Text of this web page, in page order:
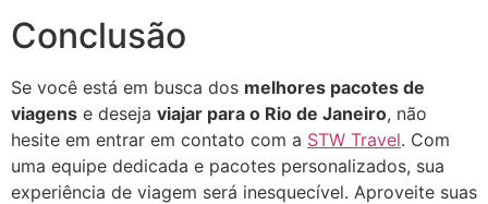
Conclusão
Se você está em busca dos melhores pacotes de
viagens e deseja viajar para o Rio de Janeiro, não
hesite em entrar em contato com a STW Travel. Com
uma equipe dedicada e pacotes personalizados, sua
experiência de viagem será inesquecível. Aproveite suas